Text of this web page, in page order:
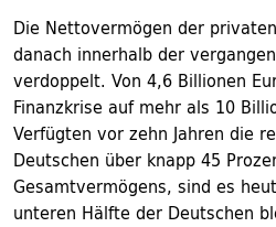
Die Nettovermögen der
danach innerhalb der
verdoppelt. Von 4,6 Billionen
Finanzkrise auf mehr als 10
Verfügten vor zehn Jahren die
Deutschen über knapp 45
Gesamtvermögens, sind es
unteren Hälfte der Deutschen